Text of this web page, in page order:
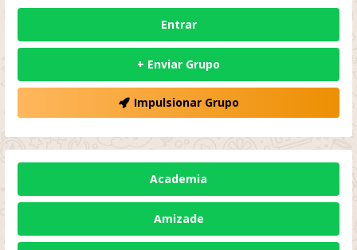
Entrar
+ Enviar Grupo
Impulsionar Grupo
Academia
Amizade